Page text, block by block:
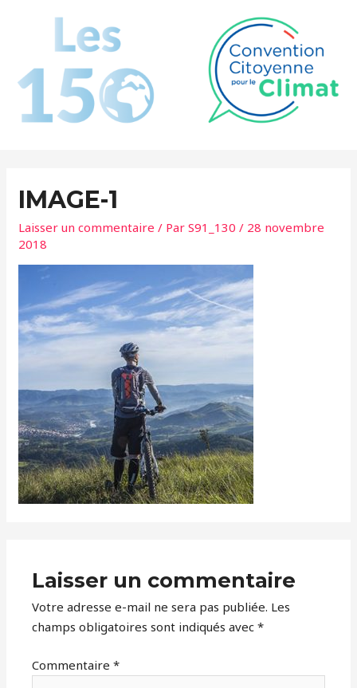
IMAGE-1
Laisser un commentaire / ParS91_130 / 28 novembre
2018
Laisser un commentaire
Votre adresse e-mail ne sera pas publiée. Les
champs obligatoires sont indiqués avec*
Commentaire*